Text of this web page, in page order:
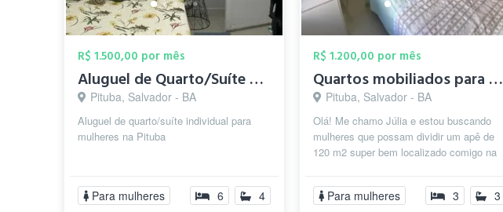
R$ 1.500,00 por mês
Aluguel de Quarto/Suíte para mulheres na...
Pituba, Salvador - BA
Aluguel de quarto/suíte individual para
mulheres na Pituba
Para mulheres 6 4
R$ 1.200,00 por mês
Quartos mobiliados para mulheres na Pitu...
Pituba, Salvador - BA
Olá! Me chamo Júlia e estou buscando
mulheres que possam dividir um apê de
120 m2 super bem localizado comigo na
Para mulheres 3 3